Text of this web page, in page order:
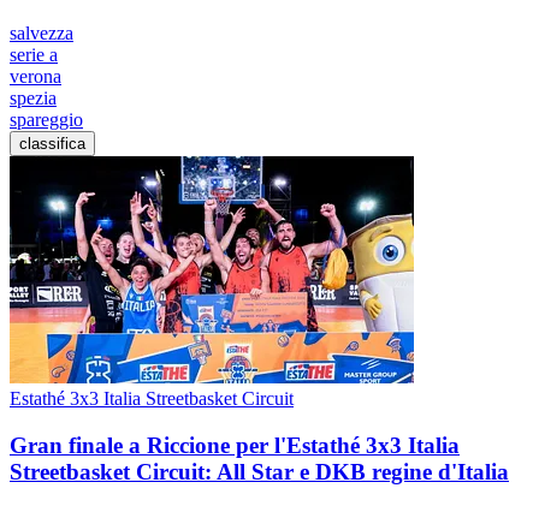
salvezza
serie a
verona
spezia
spareggio
classifica
Estathé 3x3 Italia Streetbasket Circuit
Gran finale a Riccione per l'Estathé 3x3 Italia
Streetbasket Circuit: All Star e DKB regine d'Italia